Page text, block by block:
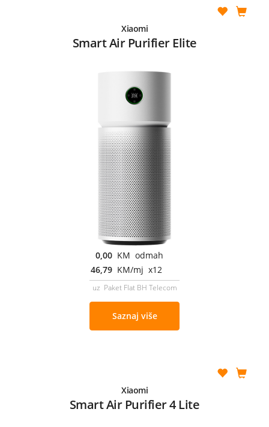
Xiaomi
Smart Air Purifier Elite
0,00 KM odmah
46,79 KM/mj x12
uz Paket Flat BH Telecom
Saznaj više
Xiaomi
Smart Air Purifier 4 Lite